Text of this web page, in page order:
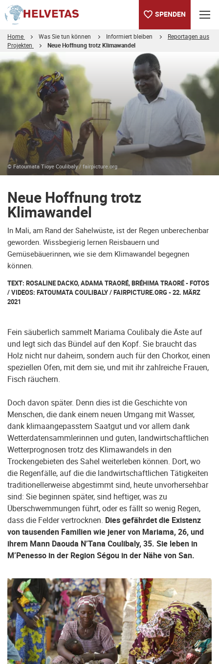
SPENDEN
Home Was Sie tun können Informiert bleiben
Reportagen aus
Projekten
Neue Hoffnung trotz Klimawandel
Inhaltsverzeichnis
Neue Hoffnung trotz Klimawandel
© Fatoumata Tioye Coulibaly / fairpicture.org
Neue Hoffnung trotz
Klimawandel
In Mali, am Rand der Sahelwüste, ist der Regen unberechenbar
geworden. Wissbegierig lernen Reisbauern und
Gemüsebäuerinnen, wie sie dem Klimawandel begegnen
können.
TEXT: ROSALINE DACKO, ADAMA TRAORÉ, BRÉHIMA TRAORÉ - FOTOS
/ VIDEOS: FATOUMATA COULIBALY / FAIRPICTURE.ORG - 22. MÄRZ
2021
Fein säuberlich sammelt Mariama Coulibaly die Äste auf
und legt sich das Bündel auf den Kopf. Sie braucht das
Holz nicht nur daheim, sondern auch für den Chorkor, einen
speziellen Ofen, mit dem sie, und mit ihr zahlreiche Frauen,
Fisch räuchern.
Doch davon später. Denn dies ist die Geschichte von
Menschen, die dank einem neuen Umgang mit Wasser,
dank klimaangepasstem Saatgut und vor allem dank
Wetterdatensammlerinnen und guten, landwirtschaftlichen
Wetterprognosen trotz des Klimawandels in den
Trockengebieten des Sahel weiterleben können. Dort, wo
die Regenfälle, auf die die landwirtschaftlichen Tätigkeiten
traditionellerweise abgestimmt sind, heute unvorhersehbar
sind: Sie beginnen später, sind heftiger, was zu
Überschwemmungen führt, oder es fällt so wenig Regen,
dass die Felder vertrocknen. Dies gefährdet die Existenz
von tausenden Familien wie jener von Mariama, 26, und
ihrem Mann Daouda N’Tana Coulibaly, 35. Sie leben in
M’Penesso in der Region Ségou in der Nähe von San.